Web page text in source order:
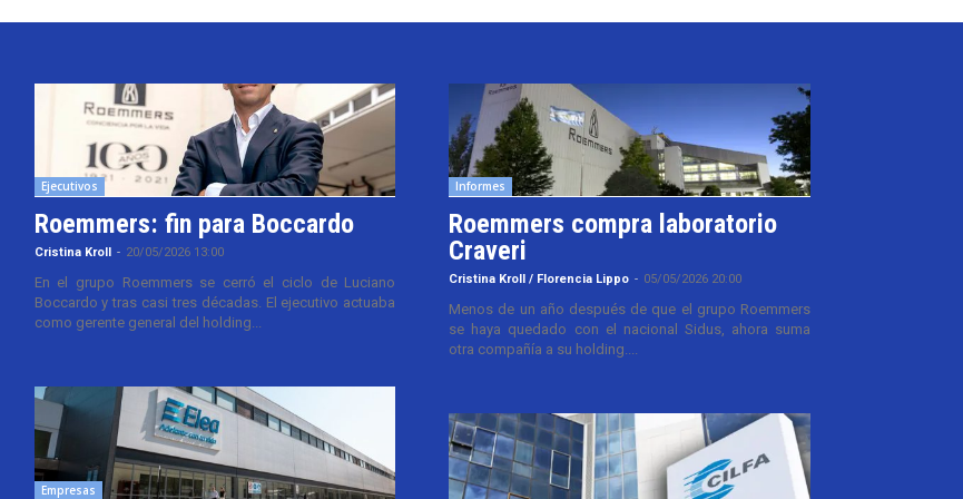
Ejecutivos
Roemmers: fin para Boccardo
Cristina Kroll - 20/05/2026 13:00
En el grupo Roemmers se cerró el ciclo de Luciano
Boccardo y tras casi tres décadas. El ejecutivo actuaba
como gerente general del holding...
Empresas
Informes
Roemmers compra laboratorio
Craveri
Cristina Kroll / Florencia Lippo - 05/05/2026 20:00
Menos de un año después de que el grupo Roemmers
se haya quedado con el nacional Sidus, ahora suma
otra compañía a su holding....